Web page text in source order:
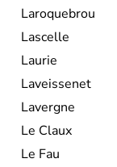
Laroquebrou
Lascelle
Laurie
Laveissenet
Lavergne
Le Claux
Le Fau